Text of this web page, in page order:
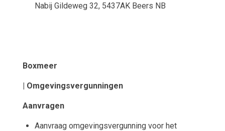
Nabij Gildeweg 32, 5437AK Beers NB
Boxmeer
| Omgevingsvergunningen
Aanvragen
Aanvraag omgevingsvergunning voor het